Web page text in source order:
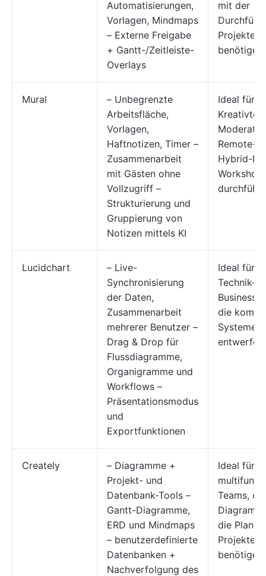
Automatisierungen,
Vorlagen, Mindmaps
– Externe Freigabe
+ Gantt-/Zeitleiste-
Overlays
mit der
Projekten
benötigen
Mural
– Unbegrenzte
Arbeitsfläche,
Vorlagen,
Haftnotizen, Timer –
Zusammenarbeit
mit Gästen ohne
Vollzugriff –
Strukturierung und
Gruppierung von
Notizen mittels KI
Ideal für
Remote-
Hybrid-
Lucidchart
– Live-
Synchronisierung
der Daten,
Zusammenarbeit
mehrerer Benutzer –
Drag & Drop für
Flussdiagramme,
Organigramme und
Workflows –
Präsentationsmodus
und
Exportfunktionen
Ideal für
Technik-
Business-
die
Systeme
entwerfen
Creately
– Diagramme +
Projekt- und
Datenbank-Tools –
Gantt-Diagramme,
ERD und Mindmaps
– benutzerdefinierte
Datenbanken +
Nachverfolgung des
Ideal für
Teams, die
die
Projekten
benötigen